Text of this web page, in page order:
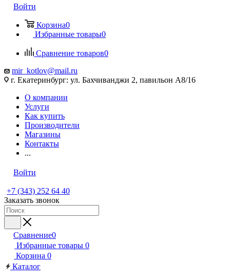
Войти
Корзина0
Избранные товары0
Сравнение товаров0
mir_kotlov@mail.ru
г. Екатеринбург: ул. Бахчиванджи 2, павильон А8/16
О компании
Услуги
Как купить
Производители
Магазины
Контакты
...
Войти
+7 (343) 252 64 40
Заказать звонок
Сравнение0
Избранные товары 0
Корзина 0
Каталог